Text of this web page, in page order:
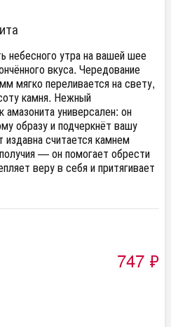
небесного утра на вашей шее
вкуса. Чередование
мягко переливается на свету,
камня. Нежный
амазонита универсален: он
образу и подчеркнёт вашу
издавна считается камнем
— он помогает обрести
веру в себя и притягивает
747 ₽